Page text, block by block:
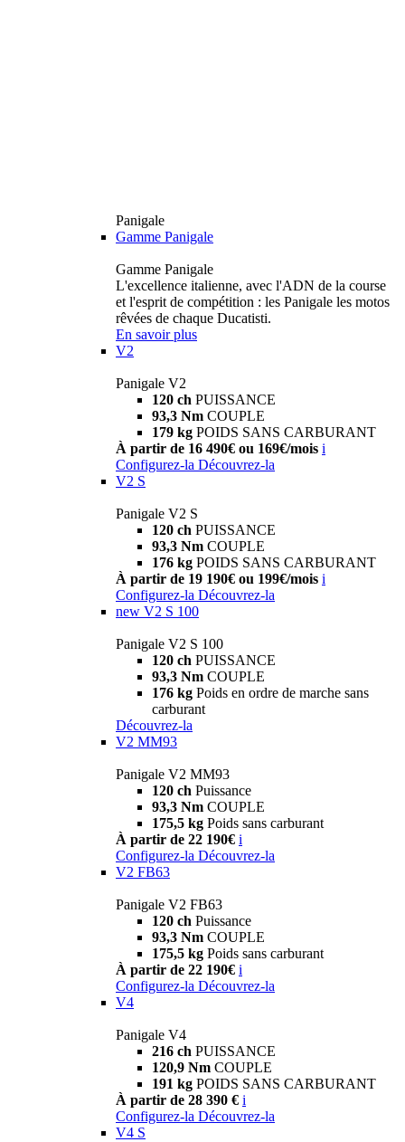
Panigale
Gamme Panigale
Gamme Panigale
L'excellence italienne, avec l'ADN de la course
et l'esprit de compétition : les Panigale les motos
rêvées de chaque Ducatisti.
En savoir plus
V2
Panigale V2
120 ch PUISSANCE
93,3 Nm COUPLE
179 kg POIDS SANS CARBURANT
À partir de 16 490€ ou 169€/mois i
Configurez-la Découvrez-la
V2 S
Panigale V2 S
120 ch PUISSANCE
93,3 Nm COUPLE
176 kg POIDS SANS CARBURANT
À partir de 19 190€ ou 199€/mois i
Configurez-la Découvrez-la
new V2 S 100
Panigale V2 S 100
120 ch PUISSANCE
93,3 Nm COUPLE
176 kg Poids en ordre de marche sans
carburant
Découvrez-la
V2 MM93
Panigale V2 MM93
120 ch Puissance
93,3 Nm COUPLE
175,5 kg Poids sans carburant
À partir de 22 190€ i
Configurez-la Découvrez-la
V2 FB63
Panigale V2 FB63
120 ch Puissance
93,3 Nm COUPLE
175,5 kg Poids sans carburant
À partir de 22 190€ i
Configurez-la Découvrez-la
V4
Panigale V4
216 ch PUISSANCE
120,9 Nm COUPLE
191 kg POIDS SANS CARBURANT
À partir de 28 390 € i
Configurez-la Découvrez-la
V4 S